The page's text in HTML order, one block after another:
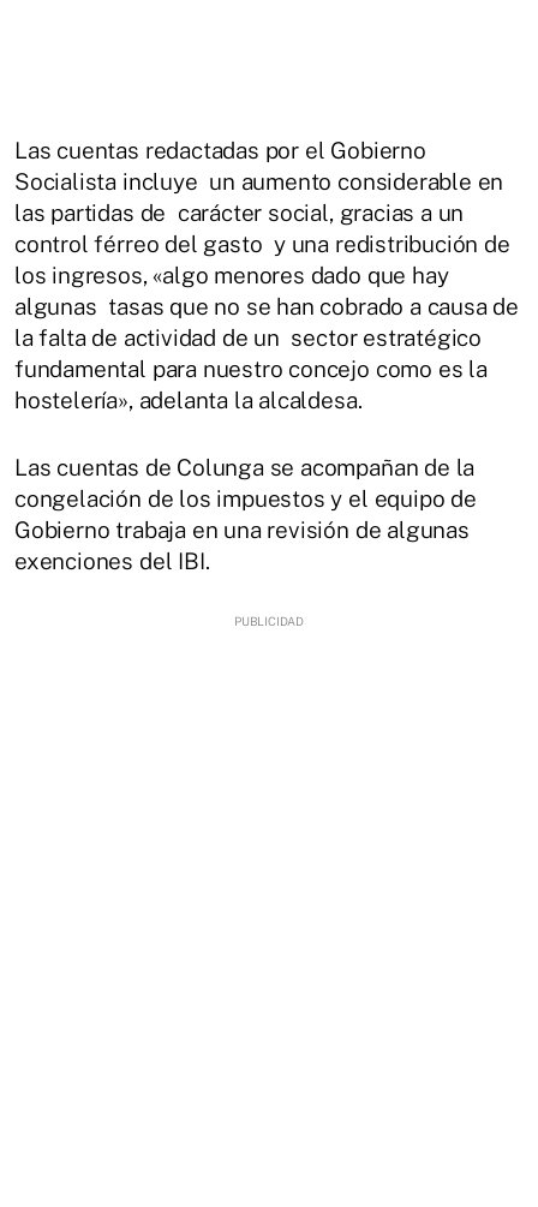
Las cuentas redactadas por el Gobierno
Socialista incluye un aumento considerable en
las partidas de carácter social, gracias a un
control férreo del gasto y una redistribución de
los ingresos, «algo menores dado que hay
algunas tasas que no se han cobrado a causa de
la falta de actividad de un sector estratégico
fundamental para nuestro concejo como es la
hostelería», adelanta la alcaldesa.
Las cuentas de Colunga se acompañan de la
congelación de los impuestos y el equipo de
Gobierno trabaja en una revisión de algunas
exenciones del IBI.